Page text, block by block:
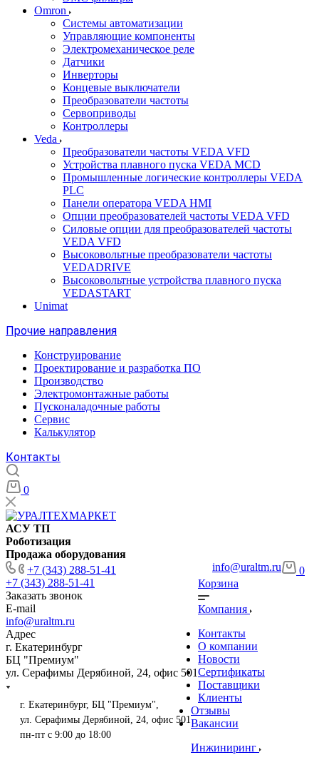
Omron
Системы автоматизации
Управляющие компоненты
Электромеханическое реле
Датчики
Инверторы
Концевые выключатели
Преобразователи частоты
Сервоприводы
Контроллеры
Veda
Преобразователи частоты VEDA VFD
Устройства плавного пуска VEDA MCD
Промышленные логические контроллеры VEDA
PLC
Панели оператора VEDA HMI
Опции преобразователей частоты VEDA VFD
Силовые опции для преобразователей частоты
VEDA VFD
Высоковольтные преобразователи частоты
VEDADRIVE
Высоковольтные устройства плавного пуска
VEDASTART
Unimat
Прочие направления
Конструирование
Проектирование и разработка ПО
Производство
Электромонтажные работы
Пусконаладочные работы
Сервис
Калькулятор
Контакты
0
АСУ ТП
Роботизация
Продажа оборудования
+7 (343) 288-51-41
+7 (343) 288-51-41
Заказать звонок
E-mail
info@uraltm.ru
Адрес
г. Екатеринбург
БЦ "Премиум"
ул. Серафимы Дерябиной, 24, офис 501
info@uraltm.ru
г. Екатеринбург, БЦ "Премиум",
ул. Серафимы Дерябиной, 24, офис 501
пн-пт с 9:00 до 18:00
0
Корзина
Компания
Контакты
О компании
Новости
Сертификаты
Поставщики
Клиенты
Отзывы
Вакансии
Инжиниринг